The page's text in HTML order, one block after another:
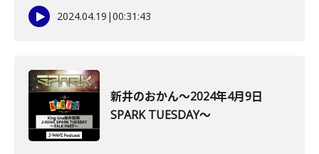
2024.04.19 |00:31:43
新井のおかん～2024年4月9日
SPARK TUESDAY～